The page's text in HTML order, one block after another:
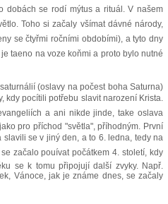
dobách se rodí mýtus a rituál. V našem
Toho si začaly všímat dávné národy,
se čtyřmi ročními obdobími), a tyto dny
taeno na voze koňmi a proto bylo nutné
(oslavy na počest boha Saturna)
kdy pocítili potřebu slavit narození Krista.
a ani nikde jinde, take oslava
pro příchod "světla", příhodným. První
slavili se v jiný den, a to 6. ledna, tedy na
začalo pouívat počátkem 4. století, kdy
se k tomu připojují další zvyky. Např.
Vánoce, jak je známe dnes, se začaly